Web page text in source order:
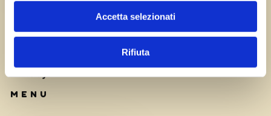
Accetta selezionati
Rifiuta